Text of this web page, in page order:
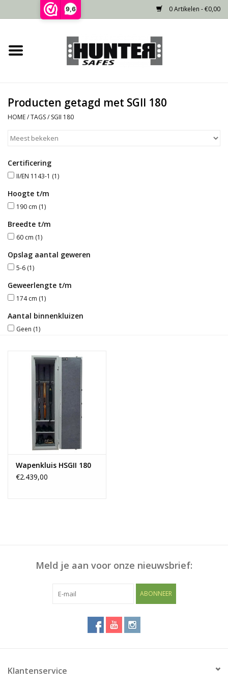
9,6 0 Artikelen - €0,00
Home
Gecertificeerd
Niet gecertificeerd
Kluisdeur
Recente projecten
Opties
Blog
Producten getagd met SGII 180
HOME/TAGS/ SGII 180
Certificering
II/EN 1143-1 (1)
Hoogte t/m
190 cm (1)
Breedte t/m
60 cm (1)
Opslag aantal geweren
5-6 (1)
Geweerlengte t/m
174 cm (1)
Aantal binnenkluizen
Geen (1)
Wapenkluis HSGII 180
€2.439,00
Meld je aan voor onze nieuwsbrief:
ABONNEER
Klantenservice